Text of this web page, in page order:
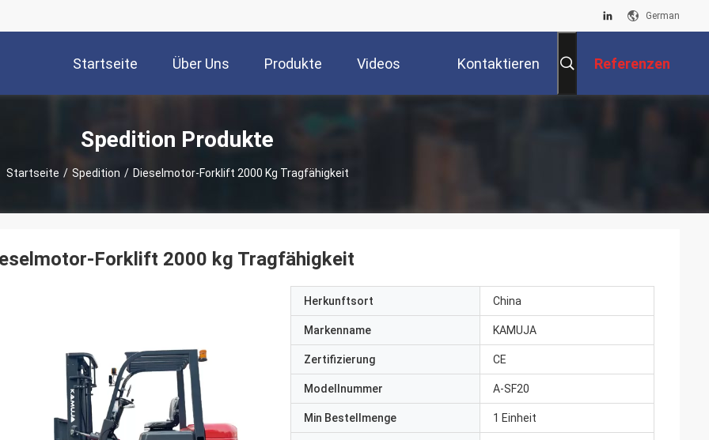
German
Startseite Über Uns Produkte Videos Kontaktieren Referenzen
Spedition Produkte
Startseite / Spedition / Dieselmotor-Forklift 2000 Kg Tragfähigkeit
Forklift 2000 kg Tragfähigkeit
Herkunftsort China
Markenname KAMUJA
Zertifizierung CE
Modellnummer A-SF20
Min Bestellmenge 1 Einheit